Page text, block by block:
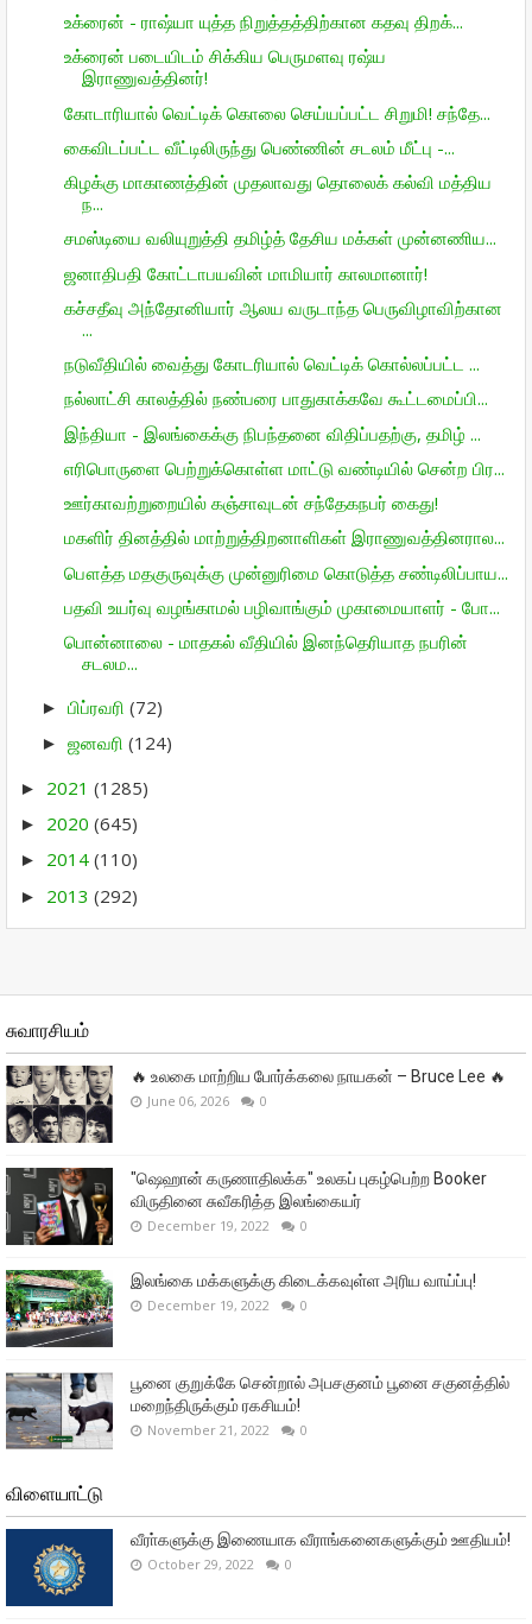
உக்ரைன் - ராஷ்யா யுத்த நிறுத்தத்திற்கான கதவு திறக்...
உக்ரைன் படையிடம் சிக்கிய பெருமளவு ரஷ்ய
இராணுவத்தினர்!
கோடாரியால் வெட்டிக் கொலை செய்யப்பட்ட சிறுமி! சந்தே...
கைவிடப்பட்ட வீட்டிலிருந்து பெண்ணின் சடலம் மீட்பு -...
கிழக்கு மாகாணத்தின் முதலாவது தொலைக் கல்வி மத்திய
ந...
சமஸ்டியை வலியுறுத்தி தமிழ்த் தேசிய மக்கள் முன்னணிய...
ஜனாதிபதி கோட்டாபயவின் மாமியார் காலமானார்!
கச்சதீவு அந்தோனியார் ஆலய வருடாந்த பெருவிழாவிற்கான
...
நடுவீதியில் வைத்து கோடரியால் வெட்டிக் கொல்லப்பட்ட ...
நல்லாட்சி காலத்தில் நண்பரை பாதுகாக்கவே கூட்டமைப்பி...
இந்தியா - இலங்கைக்கு நிபந்தனை விதிப்பதற்கு, தமிழ் ...
எரிபொருளை பெற்றுக்கொள்ள மாட்டு வண்டியில் சென்ற பிர...
ஊர்காவற்றுறையில் கஞ்சாவுடன் சந்தேகநபர் கைது!
மகளிர் தினத்தில் மாற்றுத்திறனாளிகள் இராணுவத்தினரால...
பௌத்த மதகுருவுக்கு முன்னுரிமை கொடுத்த சண்டிலிப்பாய...
பதவி உயர்வு வழங்காமல் பழிவாங்கும் முகாமையாளர் - போ...
பொன்னாலை - மாதகல் வீதியில் இனந்தெரியாத நபரின்
சடலம...
► பிப்ரவரி (72)
► ஜனவரி (124)
► 2021 (1285)
► 2020 (645)
► 2014 (110)
► 2013 (292)
சுவாரசியம்
🔥 உலகை மாற்றிய போர்க்கலை நாயகன் – Bruce Lee 🔥
June 06, 2026 0
"ஷெஹான் கருணாதிலக்க" உலகப் புகழ்பெற்ற Booker
விருதினை சுவீகரித்த இலங்கையர்
December 19, 2022 0
இலங்கை மக்களுக்கு கிடைக்கவுள்ள அரிய வாய்ப்பு!
December 19, 2022 0
பூனை குறுக்கே சென்றால் அபசகுனம் பூனை சகுனத்தில்
மறைந்திருக்கும் ரகசியம்!
November 21, 2022 0
விளையாட்டு
வீரா்களுக்கு இணையாக வீராங்கனைகளுக்கும் ஊதியம்!
October 29, 2022 0